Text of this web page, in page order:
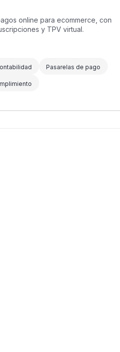
online para ecommerce, con
y TPV virtual.
Pasarelas de pago